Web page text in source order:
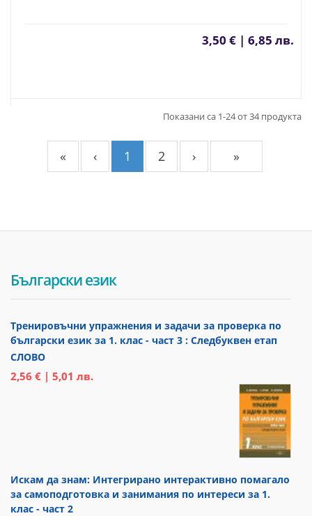
3,50 € | 6,85 лв.
Показани са 1-24 от 34 продукта
« ‹ 1 2 › »
Български език
Тренировъчни упражнения и задачи за проверка по
български език за 1. клас - част 3 : Следбуквен етап
СЛОВО
2,56 € | 5,01 лв.
Искам да знам: Интегрирано интерактивно помагало
за самоподготовка и занимания по интереси за 1.
клас - част 2